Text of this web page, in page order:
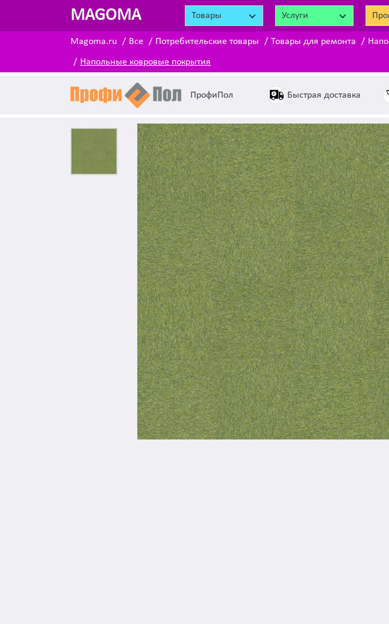
MAGOMA Товары Услуги
Magoma.ru Все Потребительские товары Товары для ремонта
Напольные ковровые покрытия
ПрофиПол Быстрая доставка